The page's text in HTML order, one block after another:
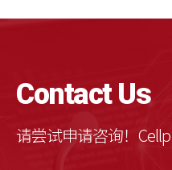
ContactUs
请尝试申请咨询！